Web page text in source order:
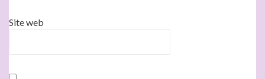
Site web